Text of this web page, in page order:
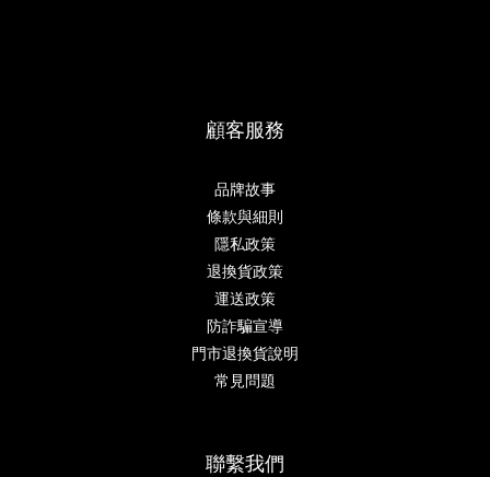
顧客服務
品牌故事
條款與細則
隱私政策
退換貨政策
運送政策
防詐騙宣導
門市退換貨說明
常見問題
聯繫我們